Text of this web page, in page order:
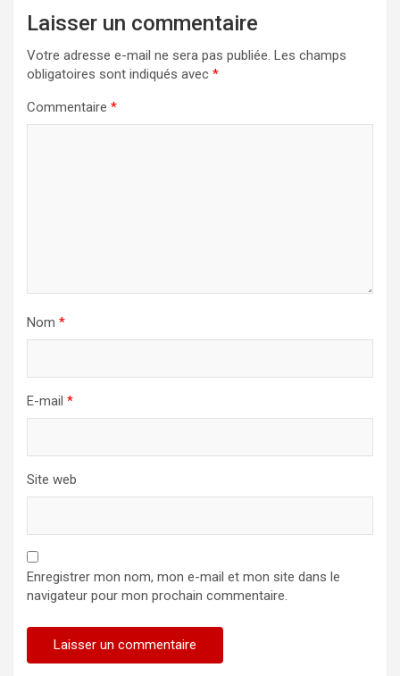
Laisser un commentaire
Votre adresse e-mail ne sera pas publiée. Les champs
obligatoires sont indiqués avec *
Commentaire *
Nom *
E-mail *
Site web
Enregistrer mon nom, mon e-mail et mon site dans le
navigateur pour mon prochain commentaire.